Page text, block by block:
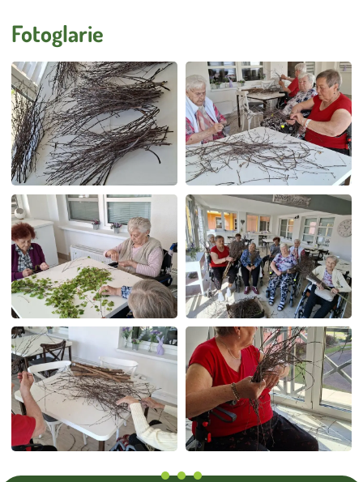
Smlouva o poskytování služeb DS a DZR
Vnitřní oznamovací systém
Fotoglarie